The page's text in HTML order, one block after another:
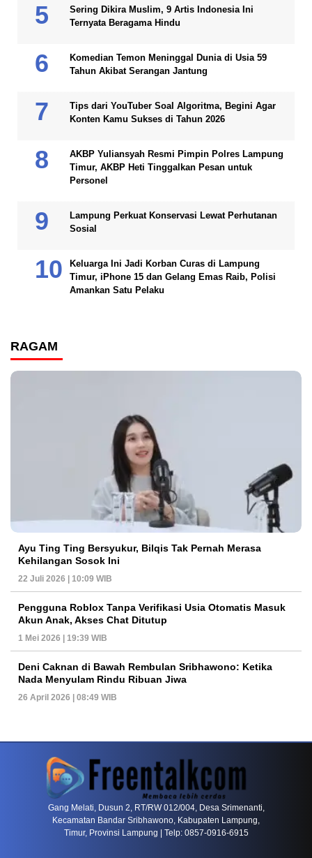
Sering Dikira Muslim, 9 Artis Indonesia Ini
Ternyata Beragama Hindu
Komedian Temon Meninggal Dunia di Usia 59
Tahun Akibat Serangan Jantung
Tips dari YouTuber Soal Algoritma, Begini Agar
Konten Kamu Sukses di Tahun 2026
AKBP Yuliansyah Resmi Pimpin Polres Lampung
Timur, AKBP Heti Tinggalkan Pesan untuk
Personel
Lampung Perkuat Konservasi Lewat Perhutanan
Sosial
Keluarga Ini Jadi Korban Curas di Lampung
Timur, iPhone 15 dan Gelang Emas Raib, Polisi
Amankan Satu Pelaku
RAGAM
Ayu Ting Ting Bersyukur, Bilqis Tak Pernah Merasa
Kehilangan Sosok Ini
22 Juli 2026 | 10:09 WIB
Pengguna Roblox Tanpa Verifikasi Usia Otomatis Masuk
Akun Anak, Akses Chat Ditutup
1 Mei 2026 | 19:39 WIB
Deni Caknan di Bawah Rembulan Sribhawono: Ketika
Nada Menyulam Rindu Ribuan Jiwa
26 April 2026 | 08:49 WIB
PETIR800 LOGIN Tren Mobile Entertainment Terus Mendorong
Gang Melati, Dusun 2, RT/RW 012/004, Desa Srimenanti,
Kecamatan Bandar Sribhawono, Kabupaten Lampung,
Timur, Provinsi Lampung | Telp: 0857-0916-6915